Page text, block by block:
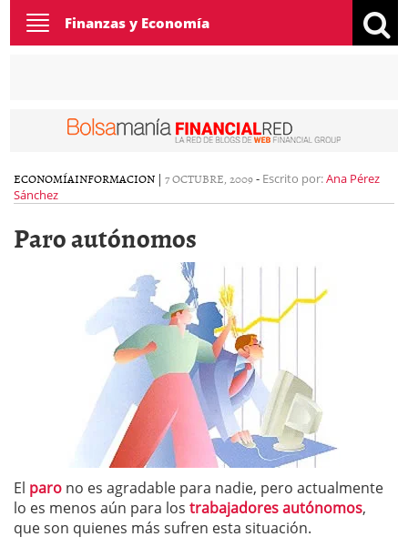
Toggle
navigation
Finanzas y Economía
ECONOMÍAINFORMACION | 7 OCTUBRE, 2009- Escrito por:Ana Pérez
Sánchez
Paro autónomos
El paro no es agradable para nadie, pero actualmente
lo es menos aún para los trabajadores autónomos,
que son quienes más sufren esta situación.